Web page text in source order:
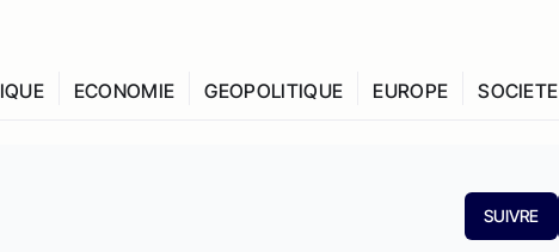
ECONOMIE GEOPOLITIQUE EUROPE SOCIETE
SUIVRE